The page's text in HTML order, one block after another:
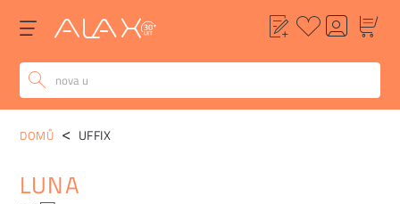
POPIS
DOMŮ UFFIX
LUNA